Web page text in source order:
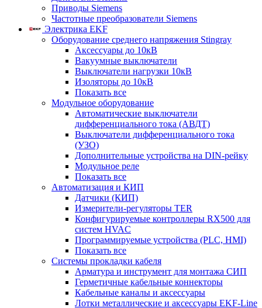
Приводы Siemens
Частотные преобразователи Siemens
Электрика EKF
Оборудование среднего напряжения Stingray
Аксессуары до 10кВ
Вакуумные выключатели
Выключатели нагрузки 10кВ
Изоляторы до 10кВ
Показать все
Модульное оборудование
Автоматические выключатели
дифференциального тока (АВДТ)
Выключатели дифференциального тока
(УЗО)
Дополнительные устройства на DIN-рейку
Модульное реле
Показать все
Автоматизация и КИП
Датчики (КИП)
Измерители-регуляторы TER
Конфигурируемые контроллеры RX500 для
систем HVAC
Программируемые устройства (PLC, HMI)
Показать все
Системы прокладки кабеля
Арматура и инструмент для монтажа СИП
Герметичные кабельные коннекторы
Кабельные каналы и аксессуары
Лотки металлические и аксессуары EKF-Line